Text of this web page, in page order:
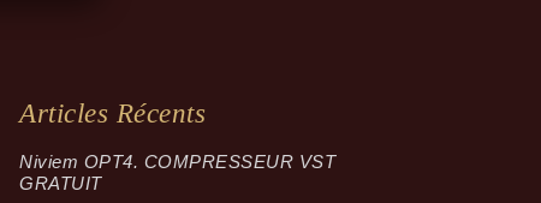
Articles Récents
Niviem OPT4. COMPRESSEUR VST
GRATUIT